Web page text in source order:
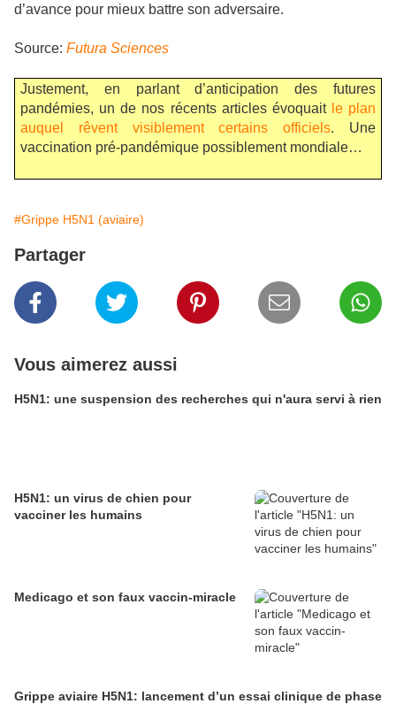
d’avance pour mieux battre son adversaire.
Source: Futura Sciences
Justement, en parlant d’anticipation des futures
pandémies, un de nos récents articles évoquait le plan
auquel rêvent visiblement certains officiels. Une
vaccination pré-pandémique possiblement mondiale…
#Grippe H5N1 (aviaire)
Partager
Vous aimerez aussi
H5N1: une suspension des recherches qui n'aura servi à rien
H5N1: un virus de chien pour
vacciner les humains
Medicago et son faux vaccin-miracle
Grippe aviaire H5N1: lancement d’un essai clinique de phase